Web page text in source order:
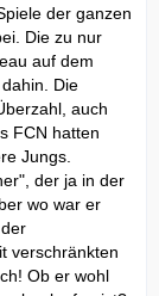
der ganzen
Die zu nur
auf dem
Die
auch
FCN hatten
Jungs.
der ja in der
wo war er
verschränkten
Ob er wohl